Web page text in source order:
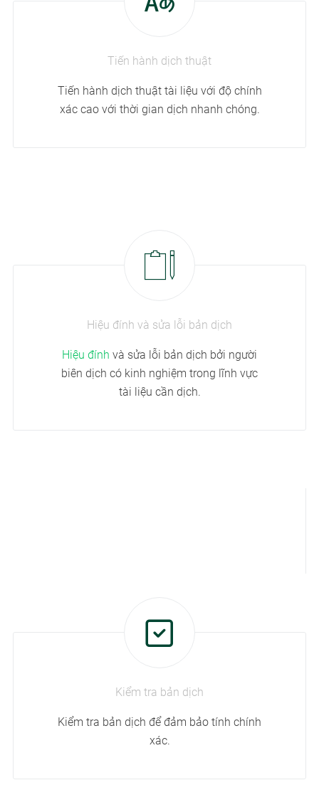
Tiến hành dịch thuật
Tiến hành dịch thuật tài liệu với độ chính
xác cao với thời gian dịch nhanh chóng.
Hiệu đính và sửa lỗi bản dịch
Hiệu đính và sửa lỗi bản dịch bởi người
biên dịch có kinh nghiệm trong lĩnh vực
tài liệu cần dịch.
Kiểm tra bản dịch
Kiểm tra bản dịch để đảm bảo tính chính
xác.